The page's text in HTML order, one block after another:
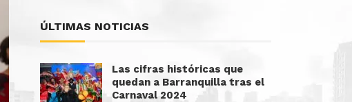
ÚLTIMAS NOTICIAS
Las cifras históricas que
quedan a Barranquilla tras el
Carnaval 2024